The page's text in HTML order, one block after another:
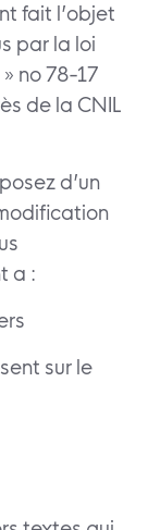
fait l’objet
par la loi
no 78-17
de la CNIL
d’un
a :
sur le